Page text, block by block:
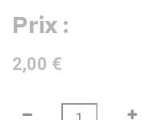
Prix :
2,00 €